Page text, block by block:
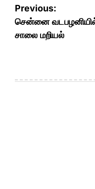
Post
navigation
Previous:
சென்னை
சாலை மறியல்